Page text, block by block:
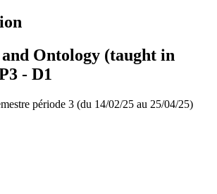
Ontology (taught in
- D1
période 3 (du 14/02/25 au 25/04/25)